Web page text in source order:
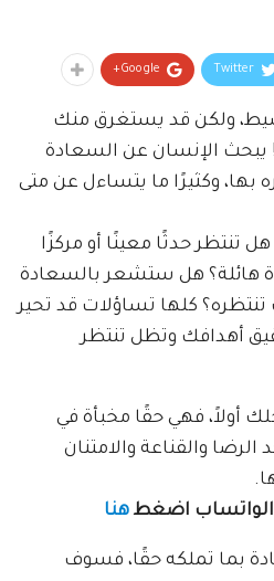
Twitter
Google+
ولكن قد يستغرق منك
يبحث الإنسان عن السعادة
وكثيرًا ما يتساءل عن متى
هل تنتظر حدثًا معينًا أو مركزًا
هائلة؟ هل ستشعر بالسعادة
كلها تساؤلات قد تحير
أهدافك وتظل تنتظر
أولاً، فهي حقًا مخبأة في
والقناعة والامتنان
الواتساب اضغطهنا
بما تملكه حقًا، فسوف